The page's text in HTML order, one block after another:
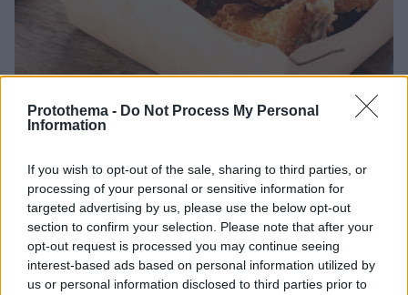
Protothema - Do Not Process My Personal
Information
If you wish to opt-out of the sale, sharing to third parties, or
processing of your personal or sensitive information for
targeted advertising by us, please use the below opt-out
section to confirm your selection. Please note that after your
opt-out request is processed you may continue seeing
interest-based ads based on personal information utilized by
us or personal information disclosed to third parties prior to
To τηγανητό κοτόπουλο είναι ένα πιάτο, με ρίζες
στην αμερικάνικη κουζίνα, που αγαπάμε πολύ.
Ευτυχώς τα μαγαζιά της Αθήνας μας δίνουν την
ευκαιρία να το απολαμβάνουμε σε εξαιρετικές
εκδοχές.
18.09.2024, 13:10